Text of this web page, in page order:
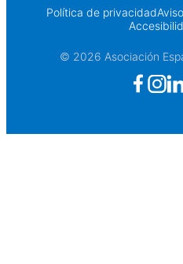
Política de privacidad
© 2026 Asociación